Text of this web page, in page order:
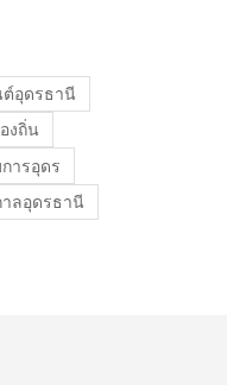
อุดรธานี
งถิ่น
ารอุดร
าลอุดรธานี